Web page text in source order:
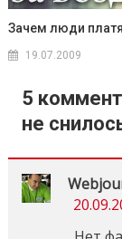
Зачем люди
19.07.2009
5
не